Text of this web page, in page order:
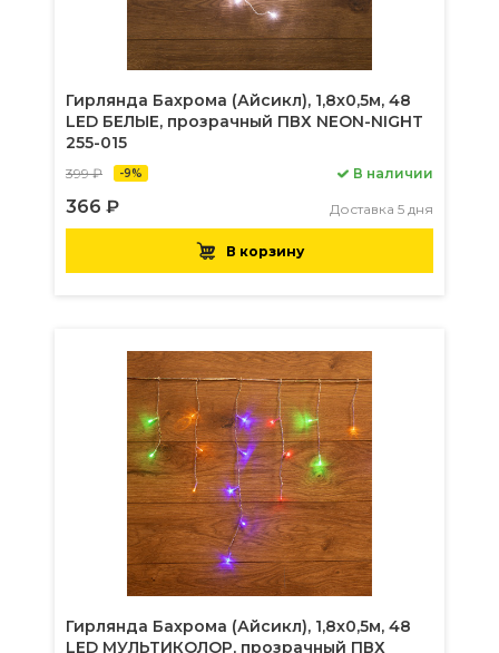
Гирлянда Бахрома (Айсикл), 1,8х0,5м, 48
LED БЕЛЫЕ, прозрачный ПВХ NEON-NIGHT
255-015
399 ₽ -9%
366 ₽
В наличии
Доставка 5 дня
В корзину
Гирлянда Бахрома (Айсикл), 1,8х0,5м, 48
LED МУЛЬТИКОЛОР, прозрачный ПВХ